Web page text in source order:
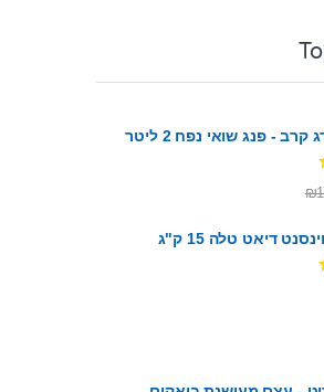
- פנג שואי נפח 2 ליטר
₪
דיאט טלה 15 ק"ג